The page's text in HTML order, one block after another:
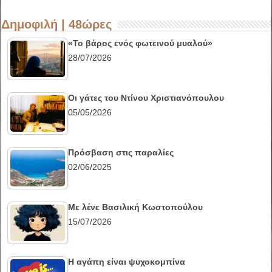
Δημοφιλή | 48ώρες
«Το βάρος ενός φωτεινού μυαλού»
28/07/2026
Οι γάτες του Ντίνου Χριστιανόπουλου
05/05/2026
Πρόσβαση στις παραλίες
02/06/2025
Με λένε Βασιλική Κωστοπούλου
15/07/2026
Η αγάπη είναι ψυχοκομπίνα